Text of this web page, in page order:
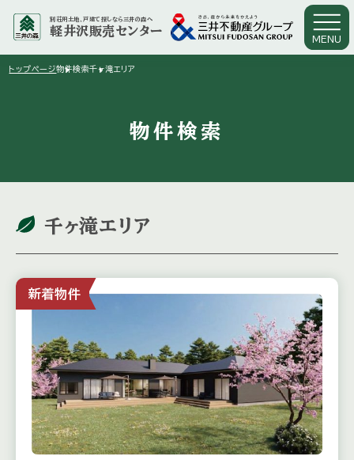
別荘用土地、戸建て探しなら三井の森へ
軽井沢販売センター
MENU
トップページ arrow_right
物件検索 arrow_right
千ヶ滝エリア
物件検索
千ヶ滝エリア
新着物件